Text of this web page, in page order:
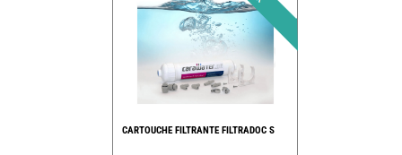
CARTOUCHE FILTRANTE FILTRADOC S